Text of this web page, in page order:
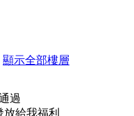
顯示全部樓層
過
給我福利